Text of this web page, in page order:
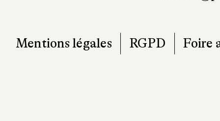
Mentions légales RGPD Foire